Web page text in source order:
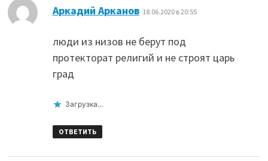
Аркадий Арканов: 18.06.2020 в 20:55
люди из низов не берут под
протекторат религий и не строят царь
град
Загрузка...
ОТВЕТИТЬ